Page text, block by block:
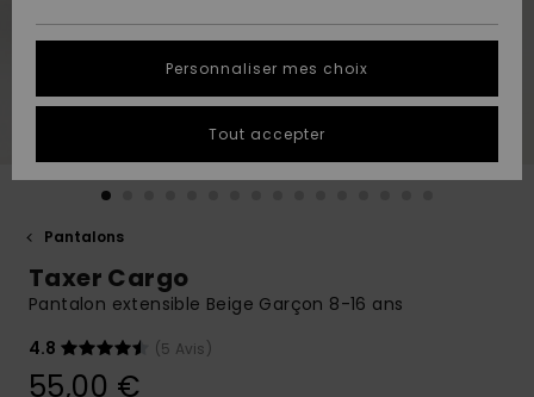
A
Découvrir
A
Découvrir
tailles
plus rapide
à votre
question.
Démarrer
QUIKSILVER
Pantalons
Taxer Cargo
Pantalon extensible Beige Garçon 8-16 ans
4.8
(5 Avis)
55,00 €
Personnaliser mes choix
Tout accepter